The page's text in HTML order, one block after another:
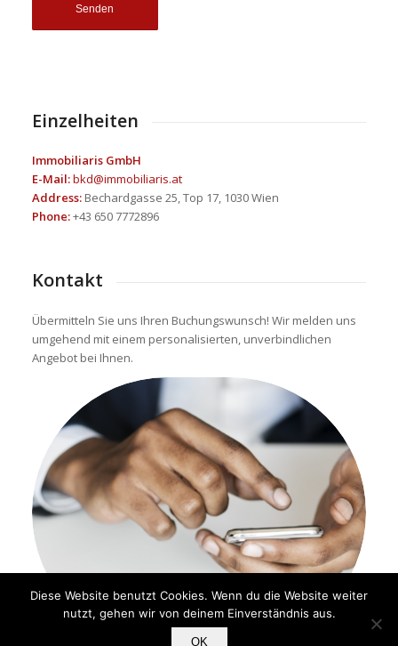
Einzelheiten
Immobiliaris GmbH
E-Mail:bkd@immobiliaris.at
Address:Bechardgasse 25, Top 17, 1030 Wien
Phone:+43 650 7772896
Kontakt
Übermitteln Sie uns Ihren Buchungswunsch! Wir melden uns
umgehend mit einem personalisierten, unverbindlichen
Angebot bei Ihnen.
Diese Website benutzt Cookies. Wenn du die Website weiter
nutzt, gehen wir von deinem Einverständnis aus.
OK